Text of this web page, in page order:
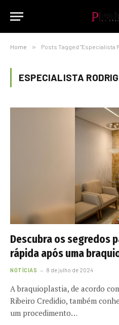
Home » Posts Tagged "Especialista
ESPECIALISTA
Descubra os segredos
rápida após uma
NOTÍCIAS 8 de julho de 2024
A braquioplastia, de acordo
Ribeiro Credidio, também
um procedimento…